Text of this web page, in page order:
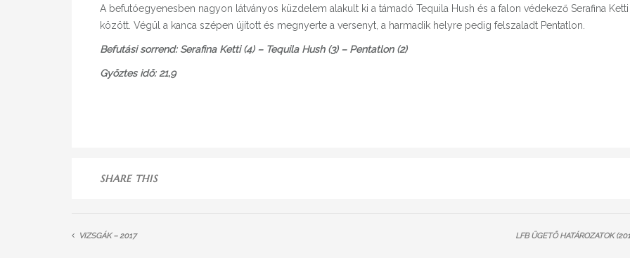
A befutóegyenesben nagyon látványos küzdelem alakult ki a támadó Tequila Hush és a falon védekező Serafina Ketti
között. Végül a kanca szépen újított és megnyerte a versenyt, a harmadik helyre pedig felszaladt Pentatlon.
Befutási sorrend: Serafina Ketti (4) – Tequila Hush (3) – Pentatlon (2)
Győztes idő: 21,9
SHARE THIS
VIZSGÁK – 2017 LFB ÜGETŐ HATÁROZATOK